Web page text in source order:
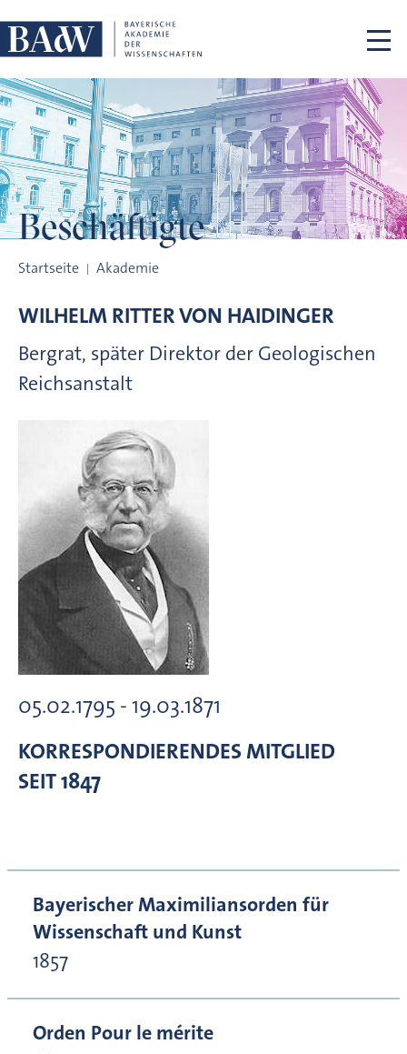
Beschäftigte
Startseite Akademie
WILHELM RITTER VON HAIDINGER
Bergrat, später Direktor der Geologischen
Reichsanstalt
05.02.1795 - 19.03.1871
KORRESPONDIERENDES MITGLIED
SEIT 1847
Bayerischer Maximiliansorden für
Wissenschaft und Kunst
1857
Orden Pour le mérite